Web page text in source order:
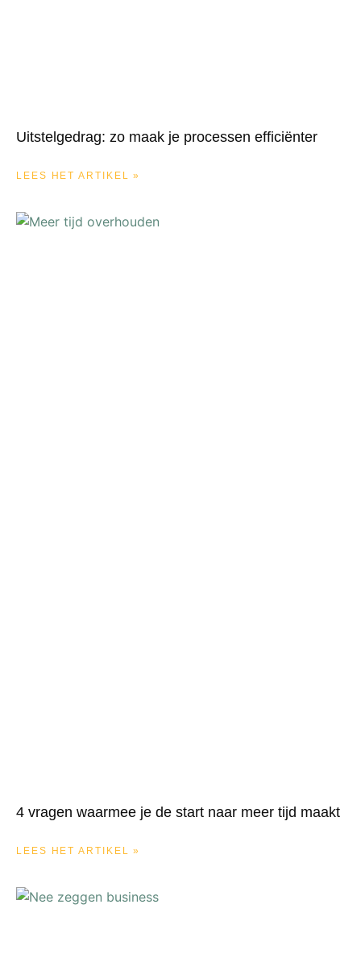
Uitstelgedrag: zo maak je processen efficiënter
LEES HET ARTIKEL »
4 vragen waarmee je de start naar meer tijd maakt
LEES HET ARTIKEL »